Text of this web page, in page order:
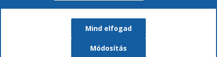
16
Nyíregyházi RIDENS Szakgimnázium, Szakközépiskola,
Nyíregyházi Vasvári Pál Gimnázium
Nyíregyházi Móra Ferenc Általános Iskola Petőfi Sándor
Mind elfogad
Módosítás